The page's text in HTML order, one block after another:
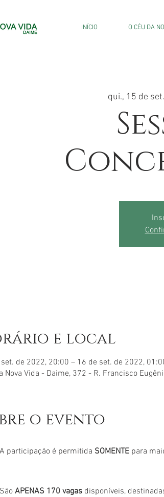
INÍCIO O CÉU DA
qui., 15 de set.
e local
de 2022, 20:00 – 16 de set. de 2022,
Nova Vida - Daime, 372 - R. Francisco
o evento
A participação é permitida SOMENTE para
São APENAS 170 vagas disponíveis,